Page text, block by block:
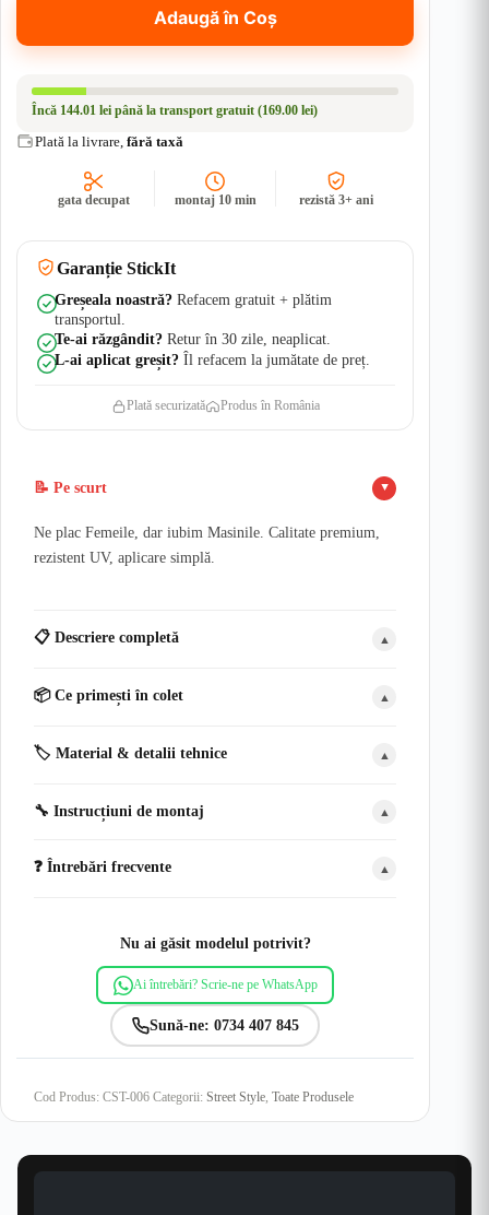
iubim
Rezistent
Apă
+
UV
Adaugă în Coș
Încă 144.01 lei până la transport gratuit (169.00 lei)
Plată la livrare, fără taxă
gata decupat montaj 10 min rezistă 3+ ani
Garanție StickIt
Greșeala noastră? Refacem gratuit + plătim
transportul.
Te-ai răzgândit? Retur în 30 zile, neaplicat.
L-ai aplicat greșit? Îl refacem la jumătate de preț.
Plată securizată Produs în România
📝 Pe scurt ▲
Ne plac Femeile, dar iubim Masinile. Calitate premium,
rezistent UV, aplicare simplă.
📋 Descriere completă ▲
📦 Ce primești în colet ▲
🏷️ Material & detalii tehnice ▲
🔧 Instrucțiuni de montaj ▲
❓ Întrebări frecvente ▲
Nu ai găsit modelul potrivit?
Ai întrebări? Scrie-ne pe WhatsApp
Sună-ne: 0734 407 845
Cod Produs: CST-006 Categorii: Street Style, Toate Produsele